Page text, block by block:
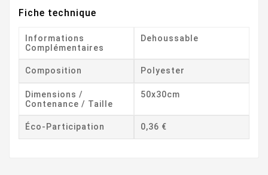
Fiche technique
Informations
Complémentaires
Dehoussable
Composition Polyester
Dimensions /
Contenance / Taille
50x30cm
Éco-Participation 0,36 €